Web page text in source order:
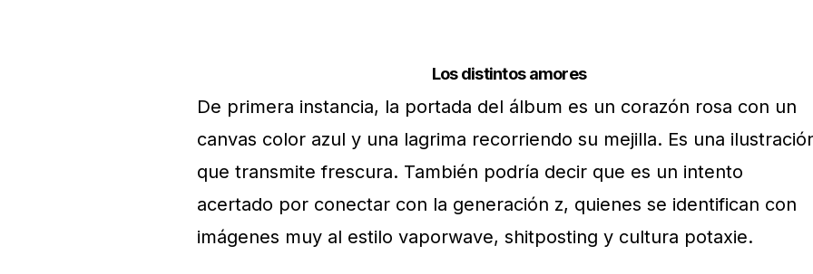
Los distintos amores
De primera instancia, la portada del álbum es un corazón rosa con un
canvas color azul y una lagrima recorriendo su mejilla. Es una
que transmite frescura. También podría decir que es un intento
acertado por conectar con la generación z, quienes se identifican con
imágenes muy al estilo vaporwave, shitposting y cultura potaxie.